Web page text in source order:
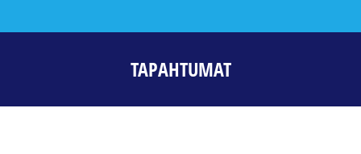
TAPAHTUMAT